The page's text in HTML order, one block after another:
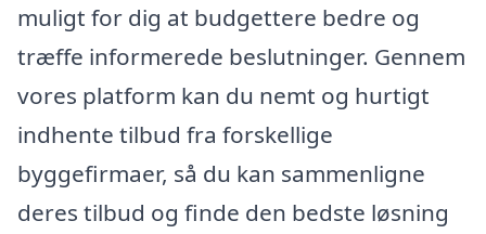
muligt for dig at budgettere bedre og
træffe informerede beslutninger. Gennem
vores platform kan du nemt og hurtigt
indhente tilbud fra forskellige
byggefirmaer, så du kan sammenligne
deres tilbud og finde den bedste løsning